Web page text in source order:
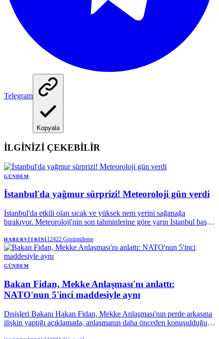
Telegram
Kopyala
İLGİNİZİ ÇEKEBİLİR
GÜNDEM
İstanbul'da yağmur sürprizi! Meteoroloji gün verdi
İstanbul'da etkili olan sıcak ve yüksek nem yerini sağanağa
bırakıyor. Meteoroloji'nin son tahminlerine göre yarın İstanbul başta
sağanak bekleniyor.
HABERVITRINI12422 Görüntüleme
GÜNDEM
Bakan Fidan, Mekke Anlaşması'nı anlattı:
NATO'nun 5'inci maddesiyle aynı
Dışişleri Bakanı Hakan Fidan, Mekke Anlaşması'nın perde arkasına
ilişkin yaptığı açıklamada, anlaşmanın daha önceden konuşulduğunu